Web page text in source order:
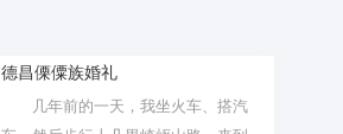
德昌傈僳族婚礼
几年前的一天，我坐火车、搭汽